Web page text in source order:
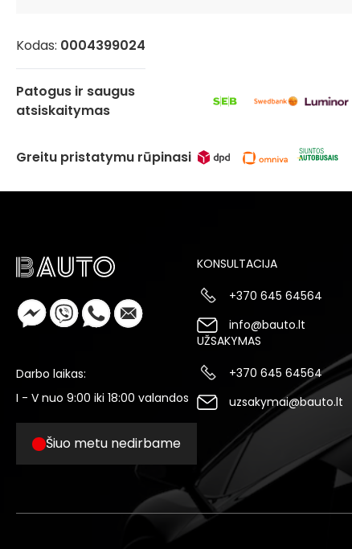
Kodas: 0004399024
Patogus ir saugus
atsiskaitymas
Greitu pristatymu rūpinasi
Darbo laikas:
I - V nuo 9:00 iki 18:00 valandos
Šiuo metu nedirbame
KONSULTACIJA
+370 645 64564
info@bauto.lt
UŽSAKYMAS
+370 645 64564
uzsakymai@bauto.lt